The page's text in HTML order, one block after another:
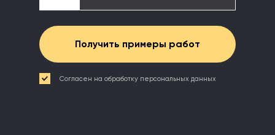
Получить примеры работ
Согласен на обработку персональных данных